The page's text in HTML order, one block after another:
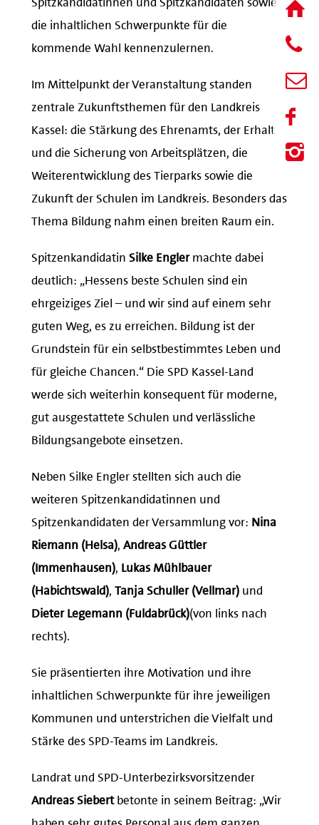
die inhaltlichen Schwerpunkte für die
kommende Wahl kennenzulernen.
Im Mittelpunkt der Veranstaltung standen
zentrale Zukunftsthemen für den Landkreis
Kassel: die Stärkung des Ehrenamts, der Erhalt
und die Sicherung von Arbeitsplätzen, die
Weiterentwicklung des Tierparks sowie die
Zukunft der Schulen im Landkreis. Besonders das
Thema Bildung nahm einen breiten Raum ein.
SpitzenkandidatinSilke Englermachte dabei
deutlich: „Hessens beste Schulen sind ein
ehrgeiziges Ziel – und wir sind auf einem sehr
guten Weg, es zu erreichen. Bildung ist der
Grundstein für ein selbstbestimmtes Leben und
für gleiche Chancen.“ Die SPD Kassel-Land
werde sich weiterhin konsequent für moderne,
gut ausgestattete Schulen und verlässliche
Bildungsangebote einsetzen.
Neben Silke Engler stellten sich auch die
weiteren Spitzenkandidatinnen und
Spitzenkandidaten der Versammlung vor: Nina
Riemann (Helsa) Andreas Güttler
(Immenhausen) Lukas Mühlbauer
(Habichtswald) ,Tanja Schuller (Vellmar) und
Dieter Legemann (Fuldabrück)(von links nach
rechts).
Sie präsentierten ihre Motivation und ihre
inhaltlichen Schwerpunkte für ihre jeweiligen
Kommunen und unterstrichen die Vielfalt und
Stärke des SPD-Teams im Landkreis.
Landrat und SPD-Unterbezirksvorsitzender
Andreas Siebertbetonte in seinem Beitrag: „Wir
haben sehr gutes Personal aus dem ganzen